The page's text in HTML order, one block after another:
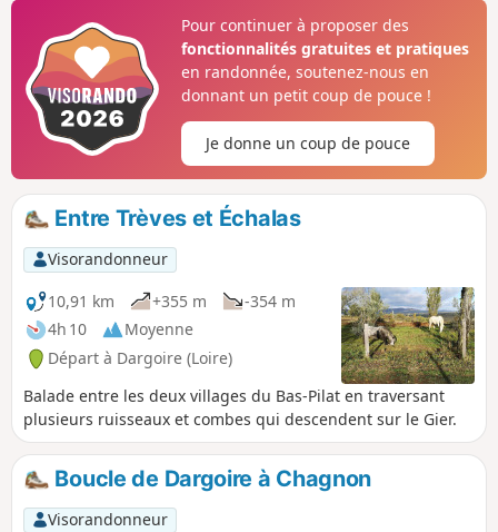
Pour continuer à proposer des
fonctionnalités gratuites et pratiques
en randonnée, soutenez-nous en
donnant un petit coup de pouce !
Je donne un coup de pouce
Entre Trèves et Échalas
Visorandonneur
10,91 km
+355 m
-354 m
4h 10
Moyenne
Départ à Dargoire (Loire)
Balade entre les deux villages du Bas-Pilat en traversant
plusieurs ruisseaux et combes qui descendent sur le Gier.
Boucle de Dargoire à Chagnon
Visorandonneur